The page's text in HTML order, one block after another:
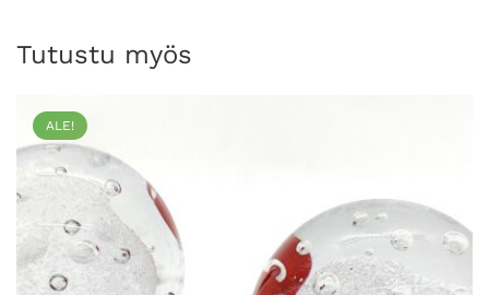
Tutustu myös
ALE!